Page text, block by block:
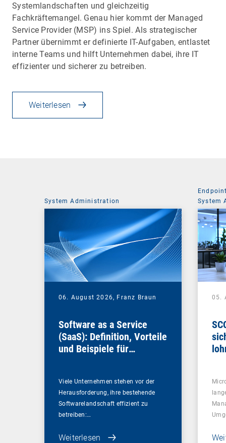
Systemlandschaften und gleichzeitig
Fachkräftemangel. Genau hier kommt der Managed
Service Provider (MSP) ins Spiel. Als strategischer
Partner übernimmt er definierte IT-Aufgaben, entlastet
interne Teams und hilft Unternehmen dabei, ihre IT
effizienter und sicherer zu betreiben.
Weiterlesen
System Administration
06. August 2026, Franz Braun
Software as a Service
(SaaS): Definition, Vorteile
und Beispiele für
Viele Unternehmen stehen vor der
Herausforderung, ihre bestehende
Softwarelandschaft effizient zu
betreiben:…
Weiterlesen
System
05.